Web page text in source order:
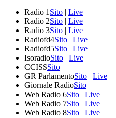
Radio 1 Sito | Live
Radio 2Sito | Live
Radio 3Sito | Live
Radiofd4Sito | Live
Radiofd5Sito | Live
IsoradioSito | Live
CCISSSito
GR ParlamentoSito | Live
Giornale RadioSito
Web Radio 6Sito | Live
Web Radio 7Sito | Live
Web Radio 8Sito | Live